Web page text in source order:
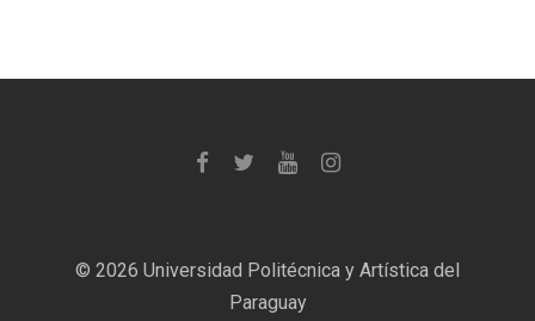
© 2026 Universidad Politécnica y Artística del
Paraguay